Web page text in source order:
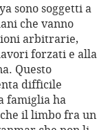
sono soggetti a
che vanno
arbitrarie,
forzati e alla
Questo
difficile
famiglia ha
il limbo fra un